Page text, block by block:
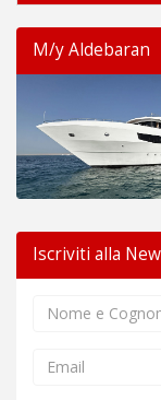
M/y Aldebaran
Iscriviti alla